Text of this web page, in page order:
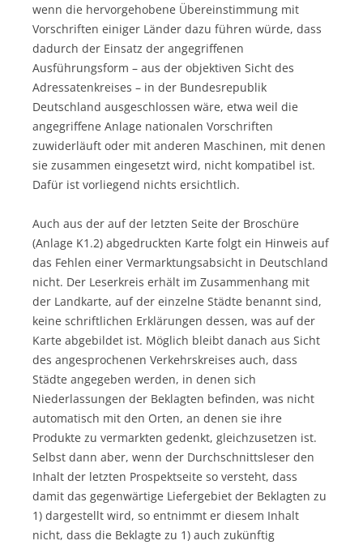
wenn die hervorgehobene Übereinstimmung mit
Vorschriften einiger Länder dazu führen würde, dass
dadurch der Einsatz der angegriffenen
Ausführungsform – aus der objektiven Sicht des
Adressatenkreises – in der Bundesrepublik
Deutschland ausgeschlossen wäre, etwa weil die
angegriffene Anlage nationalen Vorschriften
zuwiderläuft oder mit anderen Maschinen, mit denen
sie zusammen eingesetzt wird, nicht kompatibel ist.
Dafür ist vorliegend nichts ersichtlich.
Auch aus der auf der letzten Seite der Broschüre
(Anlage K1.2) abgedruckten Karte folgt ein Hinweis auf
das Fehlen einer Vermarktungsabsicht in Deutschland
nicht. Der Leserkreis erhält im Zusammenhang mit
der Landkarte, auf der einzelne Städte benannt sind,
keine schriftlichen Erklärungen dessen, was auf der
Karte abgebildet ist. Möglich bleibt danach aus Sicht
des angesprochenen Verkehrskreises auch, dass
Städte angegeben werden, in denen sich
Niederlassungen der Beklagten befinden, was nicht
automatisch mit den Orten, an denen sie ihre
Produkte zu vermarkten gedenkt, gleichzusetzen ist.
Selbst dann aber, wenn der Durchschnittsleser den
Inhalt der letzten Prospektseite so versteht, dass
damit das gegenwärtige Liefergebiet der Beklagten zu
1) dargestellt wird, so entnimmt er diesem Inhalt
nicht, dass die Beklagte zu 1) auch zukünftig